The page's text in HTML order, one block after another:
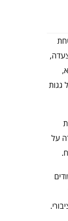
הצעדה,
גגות
על
עיכבה 3 חשודים